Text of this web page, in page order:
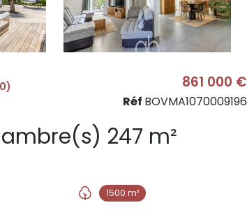
Maison 8 pièce(s) 6 chambre(s) 247 m²
1500 m²
861 000 €
Réf BOVMA1070009196